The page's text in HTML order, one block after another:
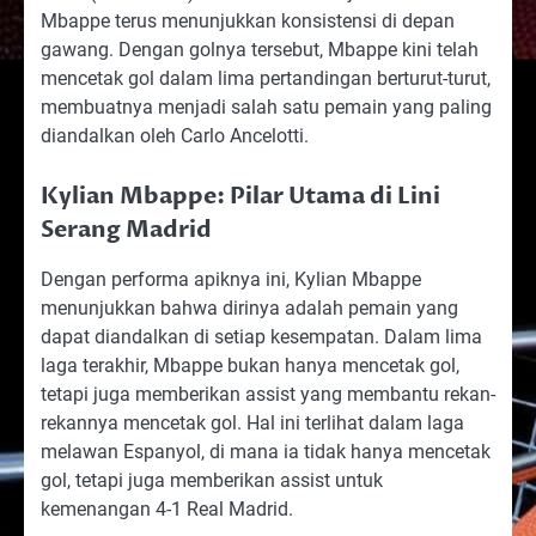
Mbappe terus menunjukkan konsistensi di depan
gawang. Dengan golnya tersebut, Mbappe kini telah
mencetak gol dalam lima pertandingan berturut-turut,
membuatnya menjadi salah satu pemain yang paling
diandalkan oleh Carlo Ancelotti.
Kylian Mbappe: Pilar Utama di Lini
Serang Madrid
Dengan performa apiknya ini, Kylian Mbappe
menunjukkan bahwa dirinya adalah pemain yang
dapat diandalkan di setiap kesempatan. Dalam lima
laga terakhir, Mbappe bukan hanya mencetak gol,
tetapi juga memberikan assist yang membantu rekan-
rekannya mencetak gol. Hal ini terlihat dalam laga
melawan Espanyol, di mana ia tidak hanya mencetak
gol, tetapi juga memberikan assist untuk
kemenangan 4-1 Real Madrid.